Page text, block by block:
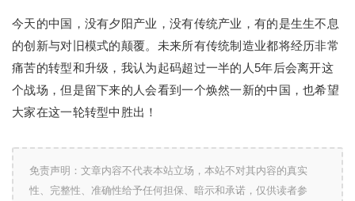
今天的中国，没有夕阳产业，没有传统产业，有的是生生不息
的创新与对旧模式的颠覆。未来所有传统制造业都将经历非常
痛苦的转型和升级，我认为起码超过一半的人5年后会离开这
个战场，但是留下来的人会看到一个焕然一新的中国，也希望
大家在这一轮转型中胜出！
免责声明：文章内容不代表本站立场，本站不对其内容的真实
性、完整性、准确性给予任何担保、暗示和承诺，仅供读者参